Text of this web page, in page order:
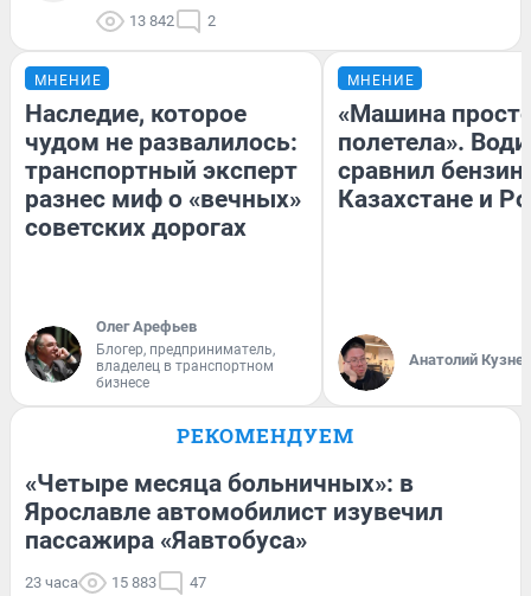
13 842 2
МНЕНИЕ
Наследие, которое
чудом не развалилось:
транспортный эксперт
разнес миф о «вечных»
советских дорогах
Олег Арефьев
Блогер, предприниматель,
владелец в транспортном
бизнесе
МНЕНИЕ
«Машина
полетела».
сравнил бензин
Казахстане и
Анатолий
РЕКОМЕНДУЕМ
«Четыре месяца больничных»: в
Ярославле автомобилист изувечил
пассажира «Яавтобуса»
23 часа 15 883 47